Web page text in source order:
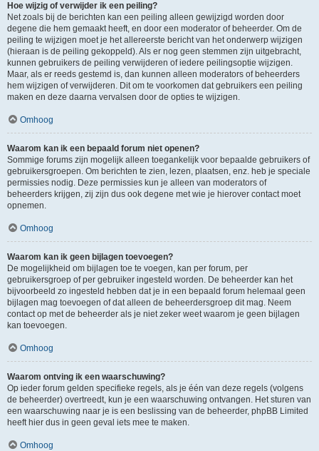
Hoe wijzig of verwijder ik een peiling?
Net zoals bij de berichten kan een peiling alleen gewijzigd worden door
degene die hem gemaakt heeft, en door een moderator of beheerder. Om de
peiling te wijzigen moet je het allereerste bericht van het onderwerp wijzigen
(hieraan is de peiling gekoppeld). Als er nog geen stemmen zijn uitgebracht,
kunnen gebruikers de peiling verwijderen of iedere peilingsoptie wijzigen.
Maar, als er reeds gestemd is, dan kunnen alleen moderators of beheerders
hem wijzigen of verwijderen. Dit om te voorkomen dat gebruikers een peiling
maken en deze daarna vervalsen door de opties te wijzigen.
Omhoog
Waarom kan ik een bepaald forum niet openen?
Sommige forums zijn mogelijk alleen toegankelijk voor bepaalde gebruikers of
gebruikersgroepen. Om berichten te zien, lezen, plaatsen, enz. heb je speciale
permissies nodig. Deze permissies kun je alleen van moderators of
beheerders krijgen, zij zijn dus ook degene met wie je hierover contact moet
opnemen.
Omhoog
Waarom kan ik geen bijlagen toevoegen?
De mogelijkheid om bijlagen toe te voegen, kan per forum, per
gebruikersgroep of per gebruiker ingesteld worden. De beheerder kan het
bijvoorbeeld zo ingesteld hebben dat je in een bepaald forum helemaal geen
bijlagen mag toevoegen of dat alleen de beheerdersgroep dit mag. Neem
contact op met de beheerder als je niet zeker weet waarom je geen bijlagen
kan toevoegen.
Omhoog
Waarom ontving ik een waarschuwing?
Op ieder forum gelden specifieke regels, als je één van deze regels (volgens
de beheerder) overtreedt, kun je een waarschuwing ontvangen. Het sturen van
een waarschuwing naar je is een beslissing van de beheerder, phpBB Limited
heeft hier dus in geen geval iets mee te maken.
Omhoog